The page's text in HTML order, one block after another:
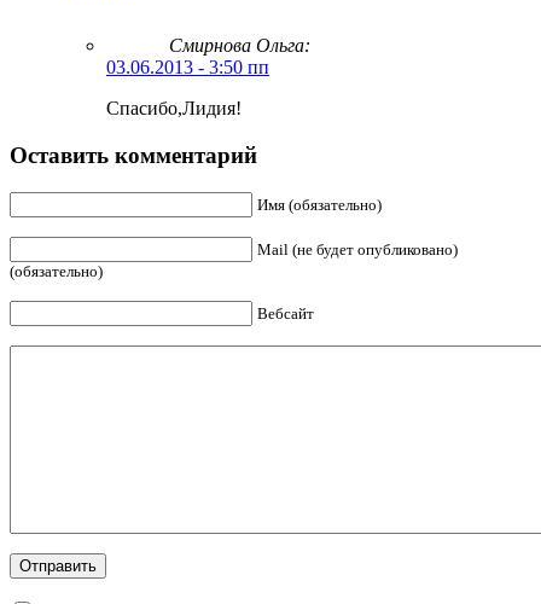
Смирнова Ольга:
03.06.2013 - 3:50 пп
Спасибо,Лидия!
Оставить комментарий
Имя (обязательно)
Mail (не будет опубликовано)
(обязательно)
Вебсайт